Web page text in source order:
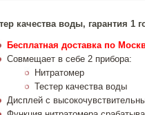
качества воды, гарантия 1
Бесплатная доставка по
Совмещает в себе 2 прибора:
Нитратомер
Тестер качества воды
Дисплей с